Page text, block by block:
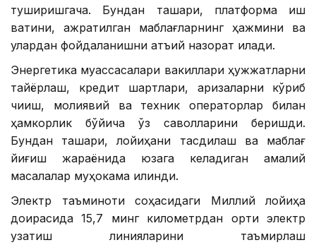
туширишгача. Бундан ташқари, платформа иш
вақтини, ажратилган маблағларнинг ҳажмини ва
улардан фойдаланишни қатъий назорат қилади.
Энергетика муассасалари вакиллари ҳужжатларни
тайёрлаш, кредит шартлари, аризаларни кўриб
чиқиш, молиявий ва техник операторлар билан
ҳамкорлик бўйича ўз саволларини беришди.
Бундан ташқари, лойиҳани тасдиқлаш ва маблағ
йиғиш жараёнида юзага келадиган амалий
масалалар муҳокама қилинди.
Электр таъминоти соҳасидаги Миллий лойиҳа
доирасида 15,7 минг километрдан ортиқ электр
узатиш линияларини таъмирлаш